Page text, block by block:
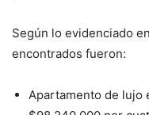
Según lo evidenciado
encontrados fueron:
Apartamento de lujo